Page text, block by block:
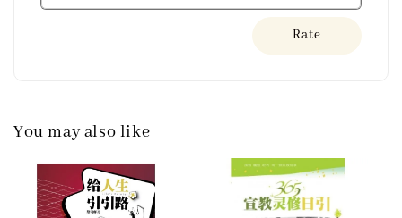
Rate
You may also like